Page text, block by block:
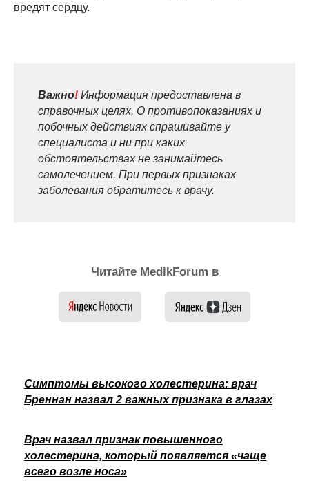
вредят сердцу.
Важно! Информация предоставлена в
справочных целях. О противопоказаниях и
побочных действиях спрашивайте у
специалиста и ни при каких
обстоятельствах не занимайтесь
самолечением. При первых признаках
заболевания обратитесь к врачу.
Читайте MedikForum в
Симптомы высокого холестерина: врач
Бреннан назвал 2 важных признака в глазах
Врач назвал признак повышенного
холестерина, который появляется «чаще
всего возле носа»